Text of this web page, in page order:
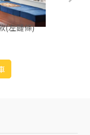
(左鏈條)